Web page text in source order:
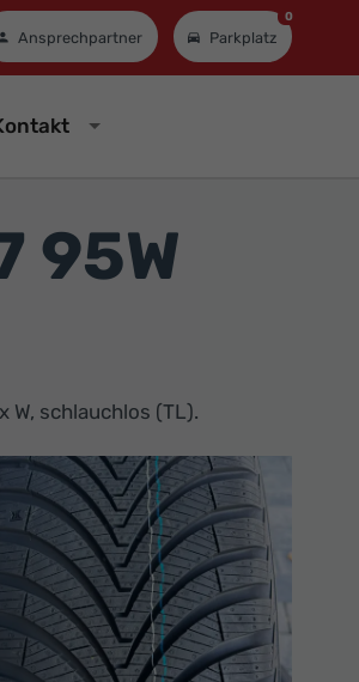
Ansprechpartner Parkplatz
0
95W
schlauchlos (TL).